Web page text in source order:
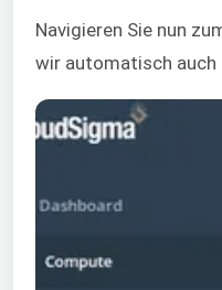
Navigieren Sie nun
wir automatisch auch